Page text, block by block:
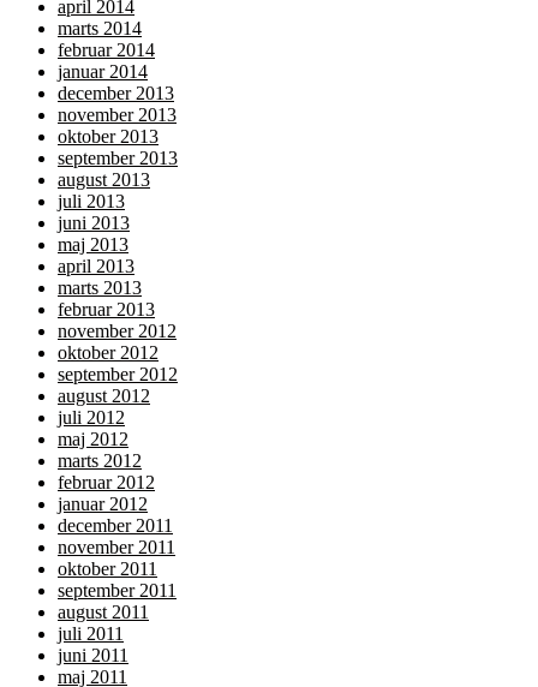
april 2014
marts 2014
februar 2014
januar 2014
december 2013
november 2013
oktober 2013
september 2013
august 2013
juli 2013
juni 2013
maj 2013
april 2013
marts 2013
februar 2013
november 2012
oktober 2012
september 2012
august 2012
juli 2012
maj 2012
marts 2012
februar 2012
januar 2012
december 2011
november 2011
oktober 2011
september 2011
august 2011
juli 2011
juni 2011
maj 2011